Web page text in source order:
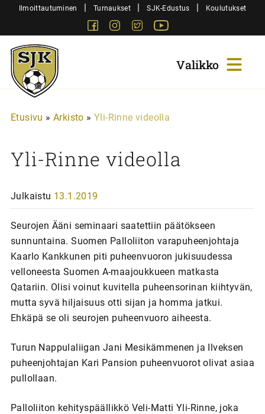
SiirryIlmoittautuminen | Turnaukset | SJK-Edustus | Koulutukset
FacebookInstagram
Twitter
Sjk-
Juniorit
Etusivu » Arkisto » Yli-Rinne videolla
Yli-Rinne videolla
Julkaistu 13.1.2019
Seurojen Ääni seminaari saatettiin päätökseen
sunnuntaina. Suomen Palloliiton varapuheenjohtaja
Kaarlo Kankkunen piti puheenvuoron jukisuudessa
velloneesta Suomen A-maajoukkueen matkasta
Qatariin. Olisi voinut kuvitella puheensorinan kiihtyvän,
mutta syvä hiljaisuus otti sijan ja homma jatkui.
Ehkäpä se oli seurojen puheenvuoro aiheesta.
Turun Nappulaliigan Jani Mesikämmenen ja Ilveksen
puheenjohtajan Kari Pansion puheenvuorot olivat asiaa
pullollaan.
Palloliiton kehityspäällikkö Veli-Matti Yli-Rinne, joka